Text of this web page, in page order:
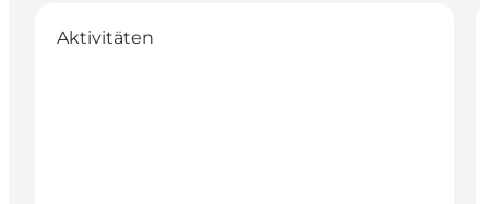
Aktivitäten